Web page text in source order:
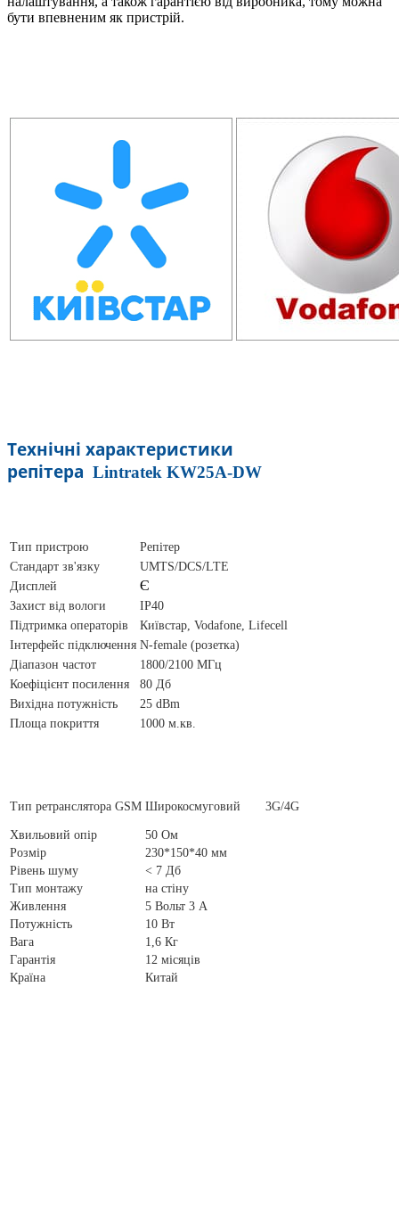
бути впевненим як пристрій.
Технічні характеристики
репітера Lintratek KW25A-DW
Тип пристрою
Репітер
Стандарт зв'язку
UMTS/DCS/LTE
Дисплей
Є
Захист від вологи
IP40
Підтримка операторів
Київстар, Vodafone, Lifecell
Інтерфейс підключення N-female (розетка)
Діапазон частот
1800/2100 МГц
Коефіцієнт посилення
80 Дб
Вихідна потужність
25 dBm
Площа покриття
1000 м.кв.
Тип ретранслятора GSM Широкосмуговий 3G/4G
Хвильовий опір
50 Ом
Розмір
230*150*40 мм
Рівень шуму
< 7 Дб
Тип монтажу
на стіну
Живлення
5 Вольт 3 А
Потужність
10 Вт
Вага
1,6 Кг
Гарантія
12 місяців
Країна
Китай